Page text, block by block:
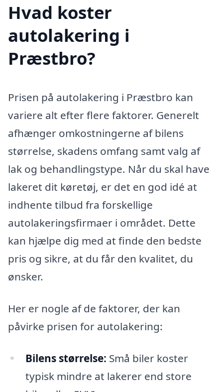
Hvad koster
autolakering i
Præstbro?
Prisen på autolakering i Præstbro kan
variere alt efter flere faktorer. Generelt
afhænger omkostningerne af bilens
størrelse, skadens omfang samt valg af
lak og behandlingstype. Når du skal have
lakeret dit køretøj, er det en god idé at
indhente tilbud fra forskellige
autolakeringsfirmaer i området. Dette
kan hjælpe dig med at finde den bedste
pris og sikre, at du får den kvalitet, du
ønsker.
Her er nogle af de faktorer, der kan
påvirke prisen for autolakering:
Bilens størrelse: Små biler koster
typisk mindre at lakerer end store